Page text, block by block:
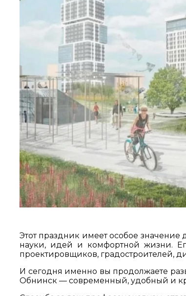
Этот праздник имеет особое значение
науки, идей и комфортной жизни.
проектировщиков, градостроителей,
И сегодня именно вы продолжаете
Обнинск — современный, удобный и